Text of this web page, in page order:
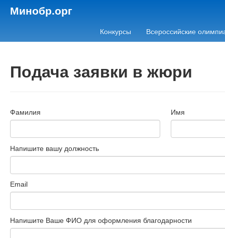
Минобр.орг
Конкурсы Всероссийские
Подача заявки в жюри
Фамилия Имя
Напишите вашу должность
Email
Напишите Ваше ФИО для оформления благодарности